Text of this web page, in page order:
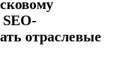
отраслевые